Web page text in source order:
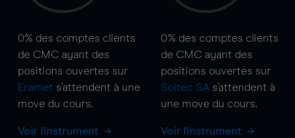
0% des comptes clients
de CMC ayant des
positions ouvertes sur
Eramet s'attendent à une
move du cours.
Voir l'instrument
0% des comptes clients
de CMC ayant des
positions ouvertes sur
Soitec SA s'attendent à
une move du cours.
Voir l'instrument